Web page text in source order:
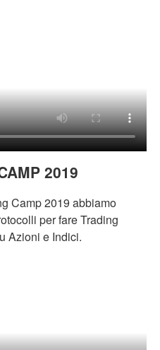
2019
Camp 2019 abbiamo
per fare Trading
Azioni e Indici.